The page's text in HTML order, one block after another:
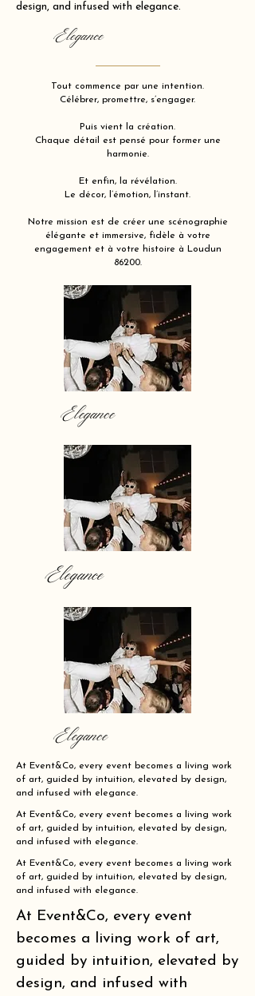
design, and infused with elegance.
Elegance
Tout commence par une intention.
Célébrer, promettre, s’engager.
Puis vient la création.
Chaque détail est pensé pour former une
harmonie.
Et enfin, la révélation.
Le décor, l’émotion, l’instant.
Notre mission est de créer une scénographie
élégante et immersive, fidèle à votre
engagement et à votre histoire à Loudun
86200.
Elegance
Elegance
Elegance
At Event&Co, every event becomes a living work
of art, guided by intuition, elevated by design,
and infused with elegance.
At Event&Co, every event becomes a living work
of art, guided by intuition, elevated by design,
and infused with elegance.
At Event&Co, every event becomes a living work
of art, guided by intuition, elevated by design,
and infused with elegance.
At Event&Co, every event
becomes a living work of art,
guided by intuition, elevated by
design, and infused with